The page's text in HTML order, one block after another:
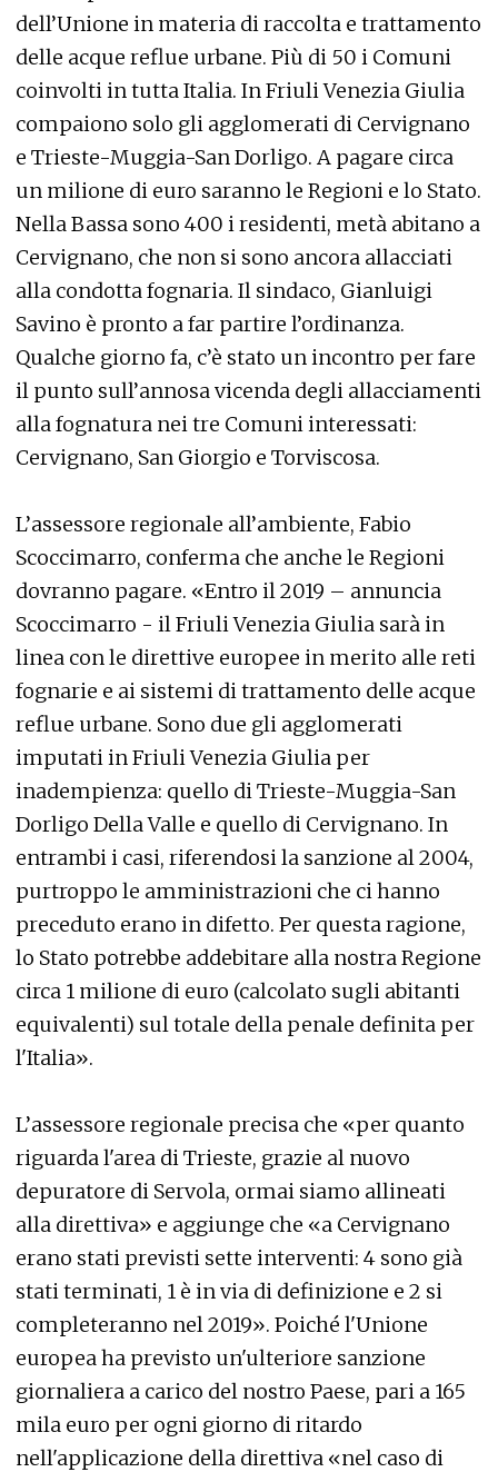
dell’Unione in materia di raccolta e trattamento
delle acque reflue urbane. Più di 50 i Comuni
coinvolti in tutta Italia. In Friuli Venezia Giulia
compaiono solo gli agglomerati di Cervignano
e Trieste-Muggia-San Dorligo. A pagare circa
un milione di euro saranno le Regioni e lo Stato.
Nella Bassa sono 400 i residenti, metà abitano a
Cervignano, che non si sono ancora allacciati
alla condotta fognaria. Il sindaco, Gianluigi
Savino è pronto a far partire l’ordinanza.
Qualche giorno fa, c’è stato un incontro per fare
il punto sull’annosa vicenda degli allacciamenti
alla fognatura nei tre Comuni interessati:
Cervignano, San Giorgio e Torviscosa.
L’assessore regionale all’ambiente, Fabio
Scoccimarro, conferma che anche le Regioni
dovranno pagare. «Entro il 2019 – annuncia
Scoccimarro - il Friuli Venezia Giulia sarà in
linea con le direttive europee in merito alle reti
fognarie e ai sistemi di trattamento delle acque
reflue urbane. Sono due gli agglomerati
imputati in Friuli Venezia Giulia per
inadempienza: quello di Trieste-Muggia-San
Dorligo Della Valle e quello di Cervignano. In
entrambi i casi, riferendosi la sanzione al 2004,
purtroppo le amministrazioni che ci hanno
preceduto erano in difetto. Per questa ragione,
lo Stato potrebbe addebitare alla nostra Regione
circa 1 milione di euro (calcolato sugli abitanti
equivalenti) sul totale della penale definita per
l'Italia».
L’assessore regionale precisa che «per quanto
riguarda l'area di Trieste, grazie al nuovo
depuratore di Servola, ormai siamo allineati
alla direttiva» e aggiunge che «a Cervignano
erano stati previsti sette interventi: 4 sono già
stati terminati, 1 è in via di definizione e 2 si
completeranno nel 2019». Poiché l'Unione
europea ha previsto un'ulteriore sanzione
giornaliera a carico del nostro Paese, pari a 165
mila euro per ogni giorno di ritardo
nell'applicazione della direttiva «nel caso di